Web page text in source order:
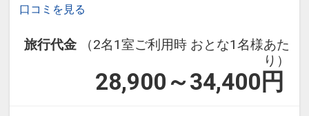
口コミを見る
旅行代金
（2名1室ご利用時 おとな1名様あた
り）
28,900～34,400 円